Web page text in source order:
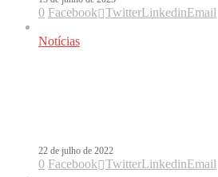
0 Facebook TwitterLinkedinEmail
Notícias
22 de julho de 2022
0 Facebook TwitterLinkedinEmail